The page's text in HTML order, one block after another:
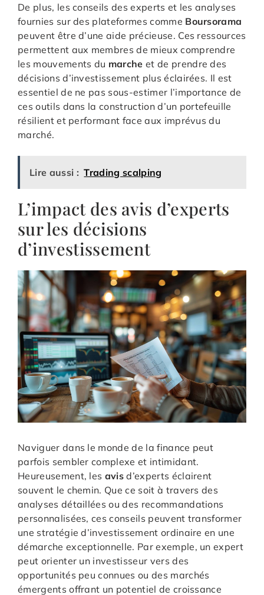
De plus, les conseils des experts et les analyses
fournies sur des plateformes comme Boursorama
peuvent être d’une aide précieuse. Ces ressources
permettent aux membres de mieux comprendre
les mouvements du marche et de prendre des
décisions d’investissement plus éclairées. Il est
essentiel de ne pas sous-estimer l’importance de
ces outils dans la construction d’un portefeuille
résilient et performant face aux imprévus du
marché.
Lire aussi : Trading scalping
L’impact des avis d’experts
sur les décisions
d’investissement
Naviguer dans le monde de la finance peut
parfois sembler complexe et intimidant.
Heureusement, les avis d’experts éclairent
souvent le chemin. Que ce soit à travers des
analyses détaillées ou des recommandations
personnalisées, ces conseils peuvent transformer
une stratégie d’investissement ordinaire en une
démarche exceptionnelle. Par exemple, un expert
peut orienter un investisseur vers des
opportunités peu connues ou des marchés
émergents offrant un potentiel de croissance